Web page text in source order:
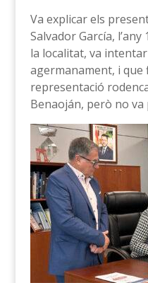
Va explicar els
Salvador García,
la localitat, va
agermanament, i que
representació
Benaoján, però no va